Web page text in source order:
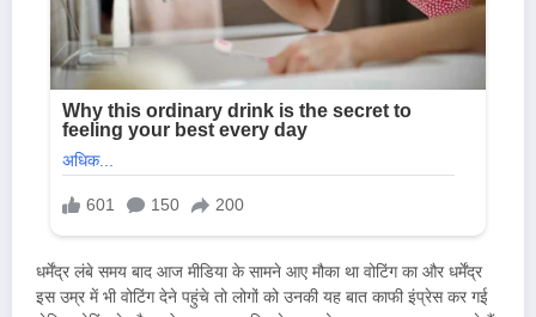
धर्मेंद्र लंबे समय बाद आज मीडिया के सामने आए मौका था वोटिंग का और धर्मेंद्र
इस उम्र में भी वोटिंग देने पहुंचे तो लोगों को उनकी यह बात काफी इंप्रेस कर गई